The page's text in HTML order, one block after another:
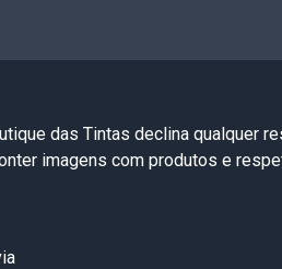
das Tintas declina qualquer
imagens com produtos e